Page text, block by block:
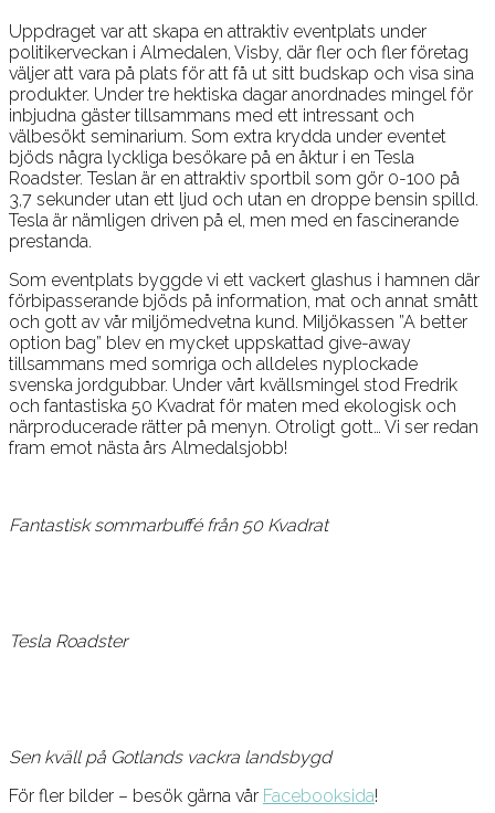
Uppdraget var att skapa en attraktiv eventplats under
politikerveckan i Almedalen, Visby, där fler och fler företag
väljer att vara på plats för att få ut sitt budskap och visa sina
produkter. Under tre hektiska dagar anordnades mingel för
inbjudna gäster tillsammans med ett intressant och
välbesökt seminarium. Som extra krydda under eventet
bjöds några lyckliga besökare på en åktur i en Tesla
Roadster. Teslan är en attraktiv sportbil som gör 0-100 på
3,7 sekunder utan ett ljud och utan en droppe bensin spilld.
Tesla är nämligen driven på el, men med en fascinerande
prestanda.
Som eventplats byggde vi ett vackert glashus i hamnen där
förbipasserande bjöds på information, mat och annat smått
och gott av vår miljömedvetna kund. Miljökassen ”A better
option bag” blev en mycket uppskattad give-away
tillsammans med somriga och alldeles nyplockade
svenska jordgubbar. Under vårt kvällsmingel stod Fredrik
och fantastiska 50 Kvadrat för maten med ekologisk och
närproducerade rätter på menyn. Otroligt gott… Vi ser redan
fram emot nästa års Almedalsjobb!
Fantastisk sommarbuffé från 50 Kvadrat
Tesla Roadster
Sen kväll på Gotlands vackra landsbygd
För fler bilder – besök gärna vår Facebooksida!